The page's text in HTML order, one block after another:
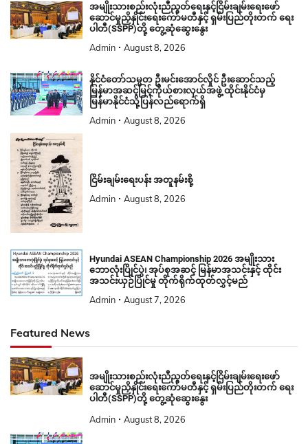
အမျိုးသားစည်းလုံးညီညွတ်ရေးနှင့်ငြိမ်းချမ်းရေးဖော်
ဆောင်မှုညှိနှိုင်းရေးကော်မတီနှင့် ရှမ်းပြည်တိုးတက် ရေး
ပါတီ(SSPP)တို့ တွေ့ဆုံဆွေးနွေး
Admin August 8, 2026
နိုင်ငံတော်သမ္မတ ဦးမင်းအောင်လှိုင် ဦးဆောင်သည့်
မြန်မာအဆင့်မြင့်ကိုယ်စားလှယ်အဖွဲ့ ထိုင်းနိုင်ငံမှ
မြန်မာနိုင်ငံသို့ပြန်လည်ရောက်ရှိ
Admin August 8, 2026
ငြိမ်းချမ်းရေးပန်း အတူနမ်းစို့
Admin August 8, 2026
Hyundai ASEAN Championship 2026 အမျိုးသား
ဘောလုံးပြိုင်ပွဲ၊ အုပ်စုအဆင့် မြန်မာအသင်းနှင့် ထိုင်း
အသင်းယှဉ်ပြိုင်မှု တိုက်ရိုက်ထုတ်လွှင့်မည်
Admin August 7, 2026
Featured News
အမျိုးသားစည်းလုံးညီညွတ်ရေးနှင့်ငြိမ်းချမ်းရေးဖော်
ဆောင်မှုညှိနှိုင်းရေးကော်မတီနှင့် ရှမ်းပြည်တိုးတက် ရေး
ပါတီ(SSPP)တို့ တွေ့ဆုံဆွေးနွေး
Admin August 8, 2026